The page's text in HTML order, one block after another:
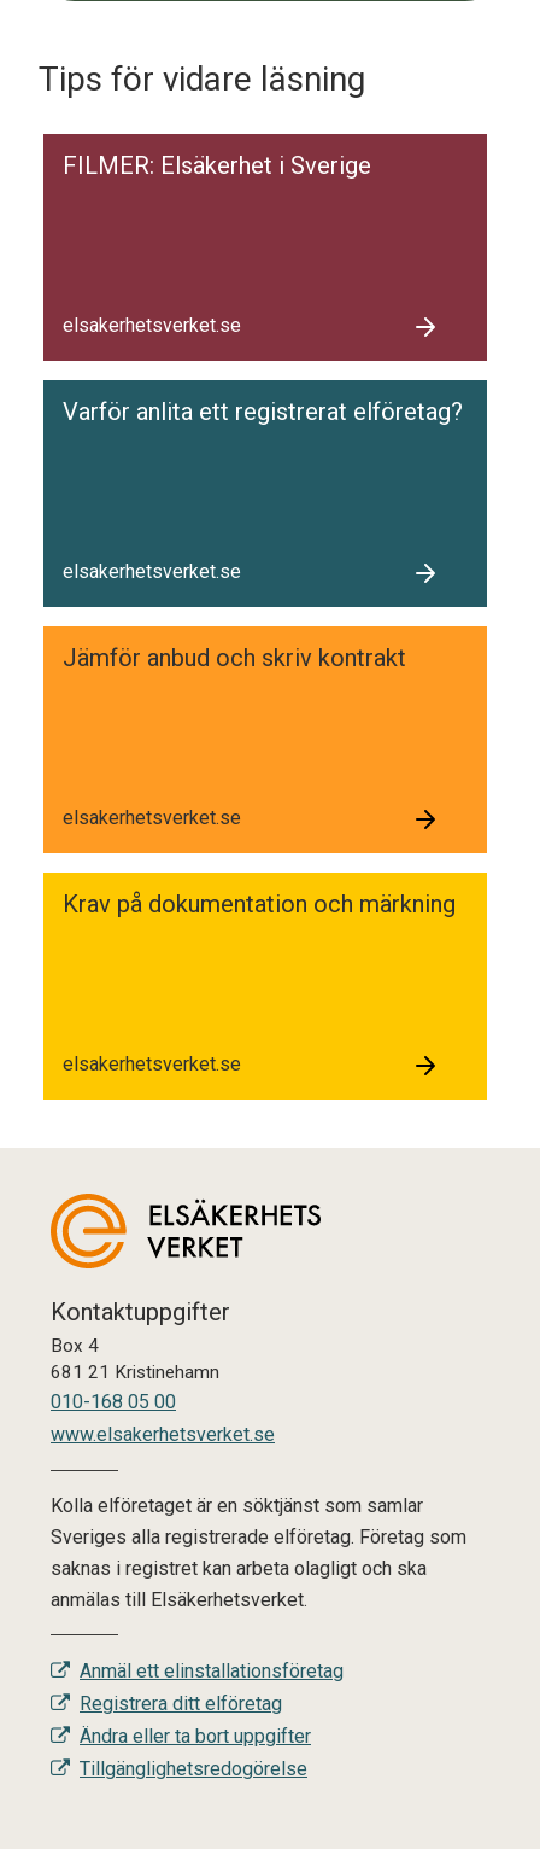
Tips för vidare läsning
FILMER: Elsäkerhet i Sverige
elsakerhetsverket.se
Varför anlita ett registrerat elföretag?
elsakerhetsverket.se
Jämför anbud och skriv kontrakt
elsakerhetsverket.se
Krav på dokumentation och märkning
elsakerhetsverket.se
Kontaktuppgifter
Box 4
681 21 Kristinehamn
010-168 05 00
www.elsakerhetsverket.se
Kolla elföretaget är en söktjänst som samlar
Sveriges alla registrerade elföretag. Företag som
saknas i registret kan arbeta olagligt och ska
anmälas till Elsäkerhetsverket.
Anmäl ett elinstallationsföretag
Registrera ditt elföretag
Ändra eller ta bort uppgifter
Tillgänglighetsredogörelse